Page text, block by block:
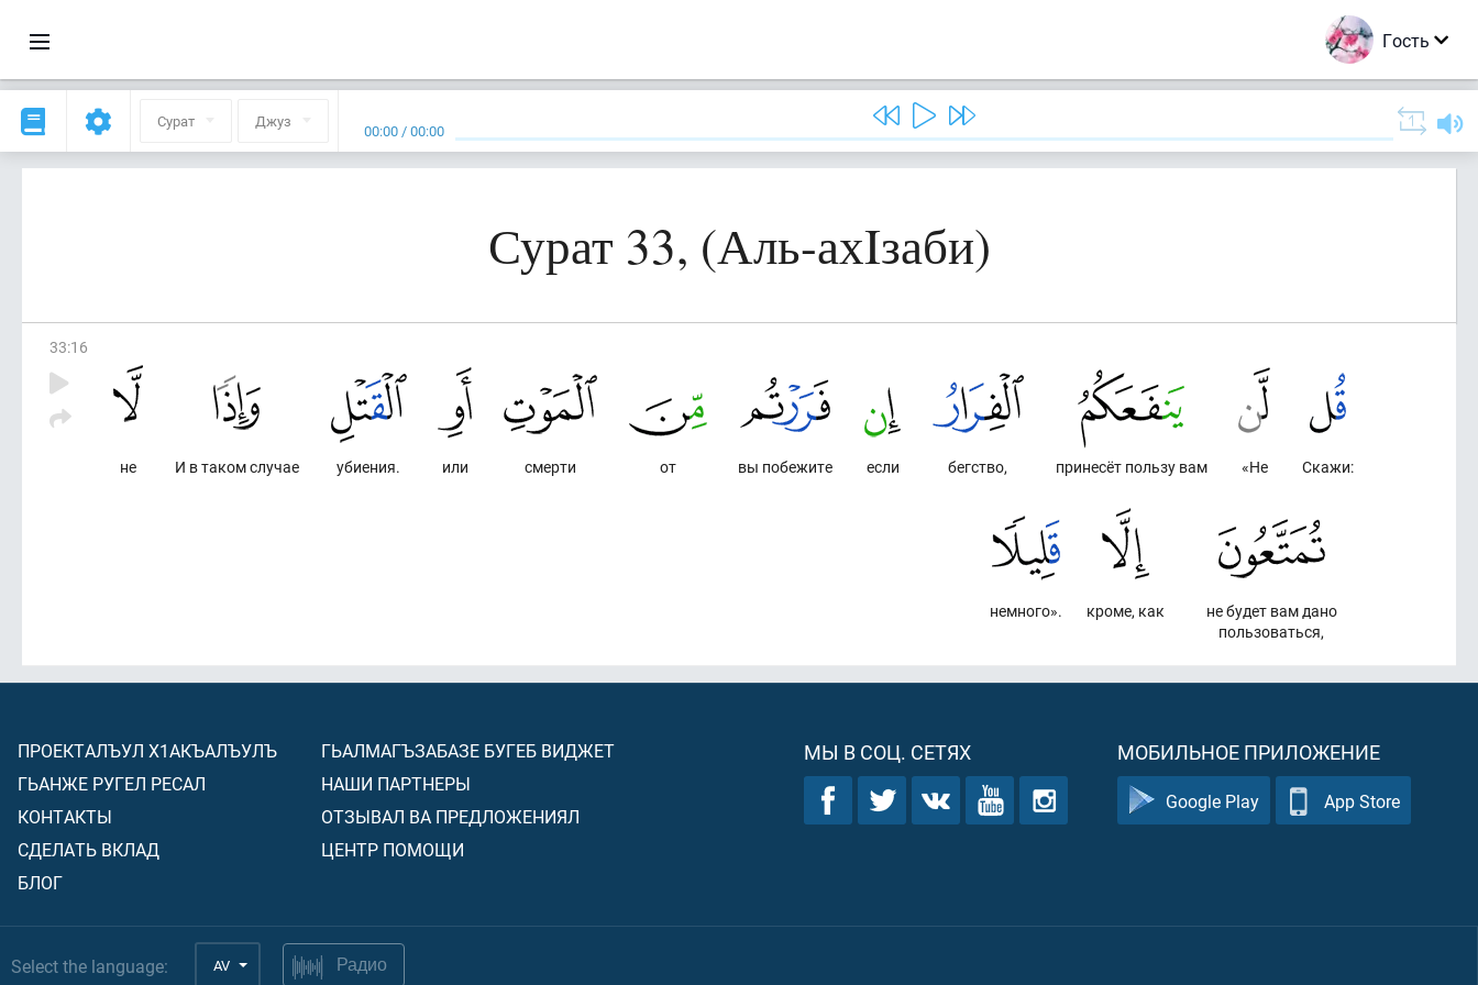
Гость
Сурат Джуз 00:00 /00:00
Сурат 33, (Аль-ахIзаби)
33:16
Скажи:
«Не
принесёт пользу вам
бегство,
если
вы побежите
от
смерти
или
убиения.
И в таком случае
не
не будет вам дано
пользоваться,
кроме, как
немного».
ПРОЕКТАЛЪУЛ Х1АКЪАЛЪУЛЪ
ГЬАНЖЕ РУГЕЛ РЕСАЛ
КОНТАКТЫ
СДЕЛАТЬ ВКЛАД
БЛОГ
ГЬАЛМАГЪЗАБАЗЕ БУГЕБ ВИДЖЕТ
НАШИ ПАРТНЕРЫ
ОТЗЫВАЛ ВА ПРЕДЛОЖЕНИЯЛ
ЦЕНТР ПОМОЩИ
МЫ В СОЦ. СЕТЯХ МОБИЛЬНОЕ ПРИЛОЖЕНИЕ
Google Play App Store
Select the language: AV Радио